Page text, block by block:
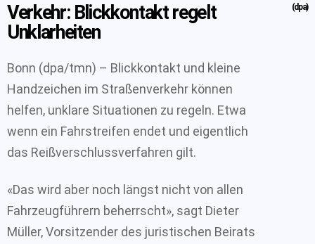
Verkehr: Blickkontakt regelt
Unklarheiten
(dpa)
Bonn (dpa/tmn) – Blickkontakt und kleine
Handzeichen im Straßenverkehr können
helfen, unklare Situationen zu regeln. Etwa
wenn ein Fahrstreifen endet und eigentlich
das Reißverschlussverfahren gilt.
«Das wird aber noch längst nicht von allen
Fahrzeugführern beherrscht», sagt Dieter
Müller, Vorsitzender des juristischen Beirats